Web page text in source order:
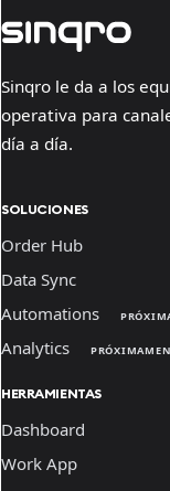
Sinqro le da a los
operativa para
día a día.
SOLUCIONES
Order Hub
Data Sync
Automations
Analytics
HERRAMIENTAS
Dashboard
Work App